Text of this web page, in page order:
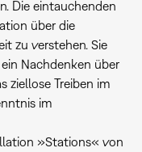
Die eintauchenden
über die
zu verstehen. Sie
Nachdenken über
ziellose Treiben im
im
»Stations« von